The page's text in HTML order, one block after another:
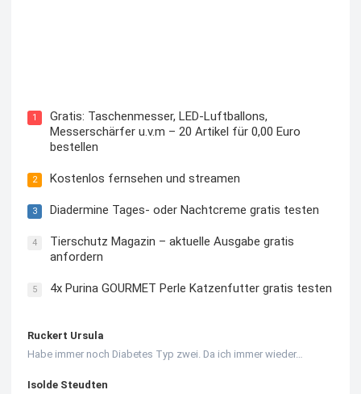
1
Gratis: Taschenmesser, LED-Luftballons,
Messerschärfer u.v.m – 20 Artikel für 0,00 Euro
bestellen
2 Kostenlos fernsehen und streamen
3 Diadermine Tages- oder Nachtcreme gratis testen
4
Tierschutz Magazin – aktuelle Ausgabe gratis
anfordern
5 4x Purina GOURMET Perle Katzenfutter gratis testen
Ruckert Ursula
Habe immer noch Diabetes Typ zwei. Da ich immer wieder…
Isolde Steudten